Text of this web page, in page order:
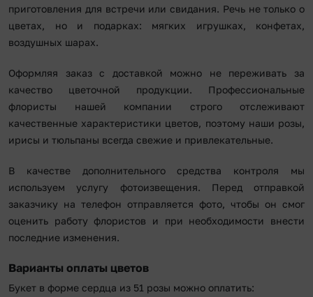
приготовления для встречи или свидания. Речь не только о
цветах, но и подарках: мягких игрушках, конфетах,
воздушных шарах.
Оформляя заказ с доставкой можно не переживать за
качество цветочной продукции. Профессиональные
флористы нашей компании строго отслеживают
качественные характеристики цветов, поэтому наши розы,
ирисы и тюльпаны всегда свежие и привлекательные.
В качестве дополнительного средства контроля мы
используем услугу фотоизвещения. Перед отправкой
заказчику на телефон отправляется фото, чтобы он смог
оценить работу флористов и при необходимости внести
последние изменения.
Варианты оплаты цветов
Букет в форме сердца из 51 розы можно оплатить: